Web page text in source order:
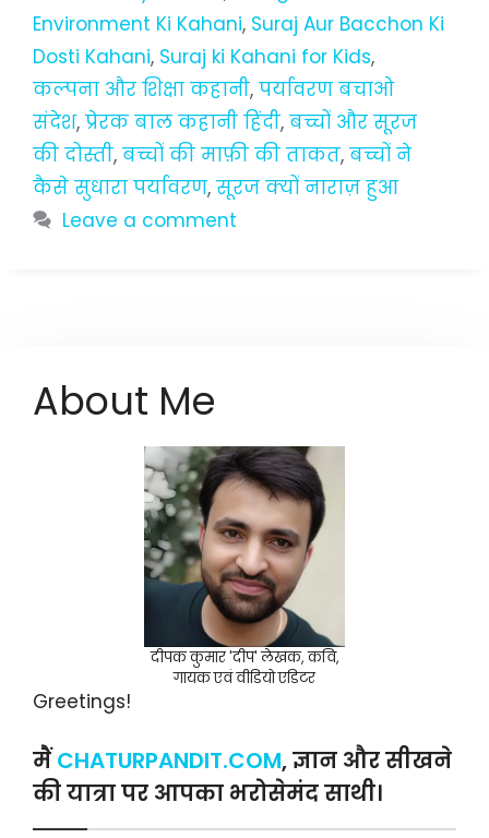
Environment Ki Kahani, Suraj Aur Bacchon Ki
Dosti Kahani, Suraj ki Kahani for Kids,
कल्पना और शिक्षा कहानी, पर्यावरण बचाओ
संदेश, प्रेरक बाल कहानी हिंदी, बच्चों और सूरज
की दोस्ती, बच्चों की माफ़ी की ताकत, बच्चों ने
कैसे सुधारा पर्यावरण, सूरज क्यों नाराज़ हुआ
Leave a comment
About Me
दीपक कुमार 'दीप' लेखक, कवि,
गायक एवं वीडियो एडिटर
Greetings!
मैंCHATURPANDIT.COM, ज्ञान और सीखने
की यात्रा पर आपका भरोसेमंद साथी।